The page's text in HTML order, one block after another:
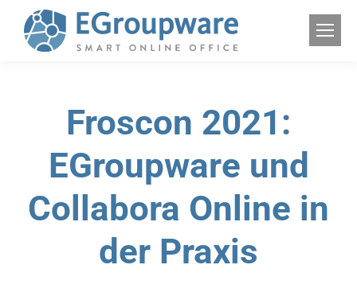
Froscon 2021:
EGroupware und
Collabora Online in
der Praxis